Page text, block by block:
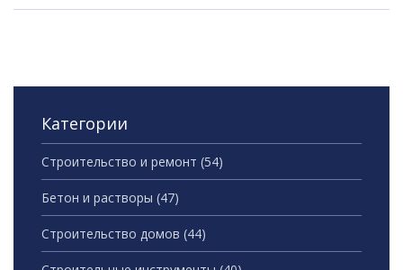
Категории
Строительство и ремонт (54)
Бетон и растворы (47)
Строительство домов (44)